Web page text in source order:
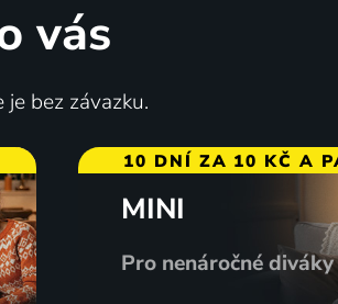
vás
bez závazku.
10 DNÍ ZA 10 KČ A
MINI
Pro nenáročné diváky